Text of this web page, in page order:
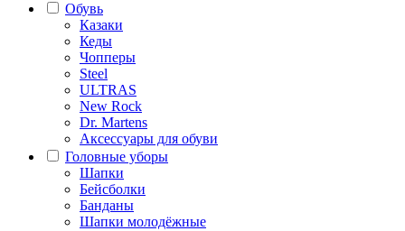
Обувь
Казаки
Кеды
Чопперы
Steel
ULTRAS
New Rock
Dr. Martens
Аксессуары для обуви
Головные уборы
Шапки
Бейсболки
Банданы
Шапки молодёжные